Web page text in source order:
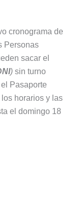
cronograma de
Personas
sacar el
) sin turno
Pasaporte
horarios y las
el domingo 18